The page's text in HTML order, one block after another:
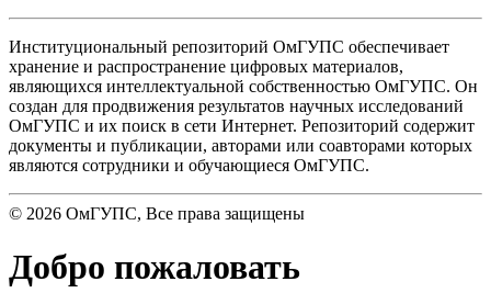
Институциональный репозиторий ОмГУПС обеспечивает
хранение и распространение цифровых материалов,
являющихся интеллектуальной собственностью ОмГУПС. Он
создан для продвижения результатов научных исследований
ОмГУПС и их поиск в сети Интернет. Репозиторий содержит
документы и публикации, авторами или соавторами которых
являются сотрудники и обучающиеся ОмГУПС.
© 2026 ОмГУПС, Все права защищены
Добро пожаловать